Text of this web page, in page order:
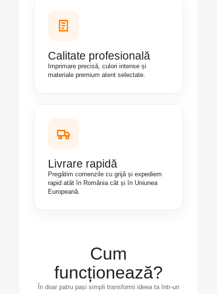
Calitate profesională
Imprimare precisă, culori intense și
materiale premium atent selectate.
Livrare rapidă
Pregătim comenzile cu grijă și expediem
rapid atât în România cât și în Uniunea
Europeană.
Cum
funcționează?
În doar patru pași simpli transformi ideea ta într-un